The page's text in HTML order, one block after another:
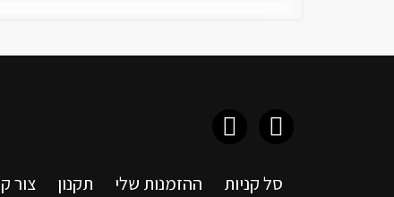
סל קניות ההזמנות שלי תקנון צור